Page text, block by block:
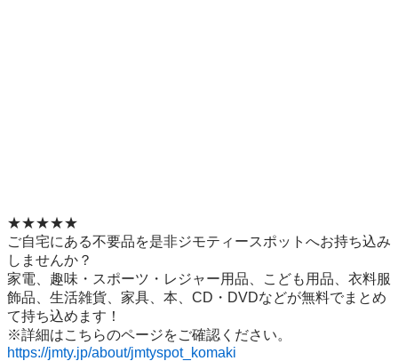
★★★★★
ご自宅にある不要品を是非ジモティースポットへお持ち込み
しませんか？
家電、趣味・スポーツ・レジャー用品、こども用品、衣料服
飾品、生活雑貨、家具、本、CD・DVDなどが無料でまとめ
て持ち込めます！
https://jmty.jp/about/jmtyspot_komaki